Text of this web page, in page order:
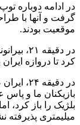
در ادامه دوباره
گرفت و آنها با
موقعیت بودند.
در
کرد تا دروازه ایران
در
بازیکنان ما و
بلژیک را باز کرد،
میلیمتری پذیرفته